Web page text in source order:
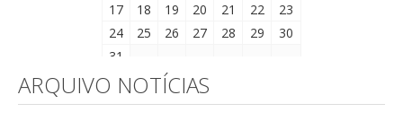
17
18 19 20 21 22
23
24
25 26 27 28 29
30
31
ARQUIVO NOTÍCIAS